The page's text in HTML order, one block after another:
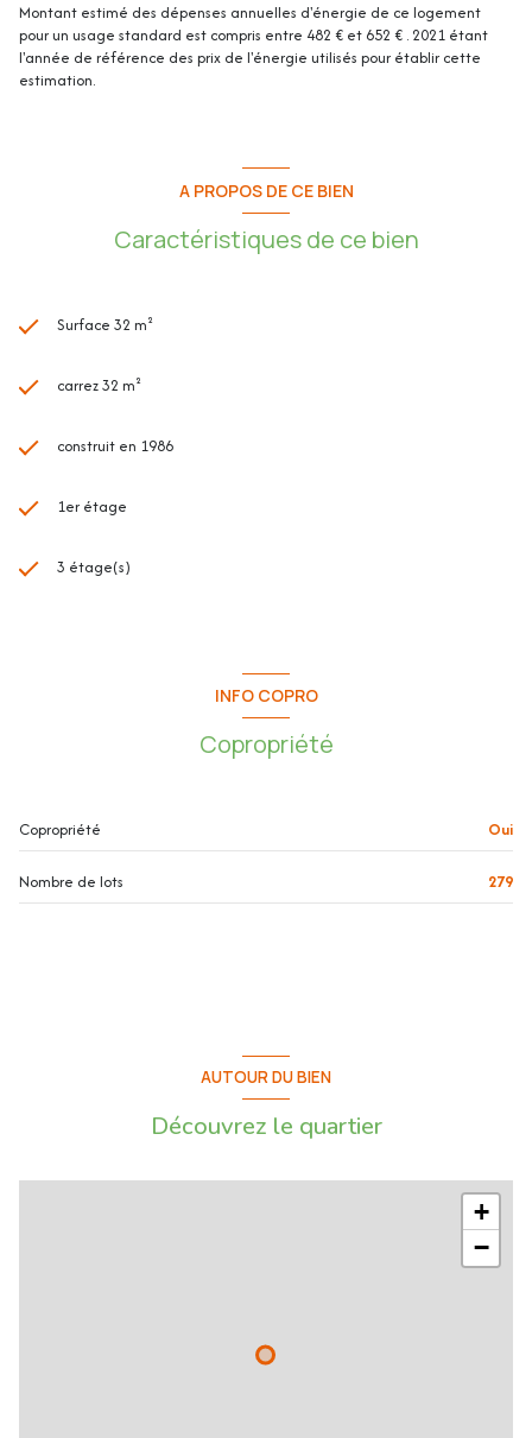
- Séjour/Cuisine : 21.76m²
- Garage en option : 13.40m²
Les plus de l'appartement :
- Terrasse de 6.15m² accessible par le séjour et la cuisine
Candy et une machine à laver
Montant estimé des dépenses annuelles d'énergie de ce logement
pour un usage standard est compris entre 482 € et 652 € . 2021 étant
l'année de référence des prix de l'énergie utilisés pour établir cette
estimation.
A PROPOS DE CE BIEN
Caractéristiques de ce bien
Surface 32 m²
carrez 32 m²
construit en 1986
1er étage
3 étage(s)
INFO COPRO
Copropriété
Copropriété Oui
Nombre de lots 279
AUTOUR DU BIEN
Découvrez le quartier
+
−